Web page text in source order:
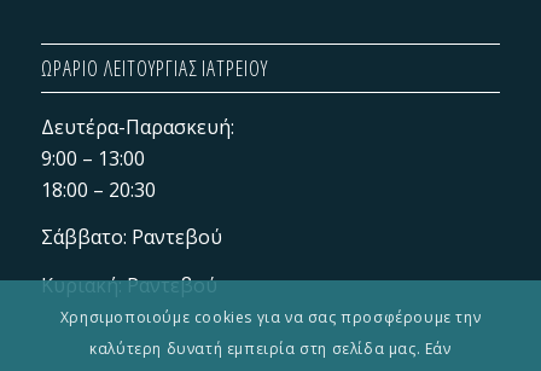
ΩΡΑΡΙΟ ΛΕΙΤΟΥΡΓΙΑΣ ΙΑΤΡΕΙΟΥ
Δευτέρα-Παρασκευή:
9:00 – 13:00
18:00 – 20:30
Σάββατο: Ραντεβού
Κυριακή: Ραντεβού
Χρησιμοποιούμε cookies για να σας προσφέρουμε την
καλύτερη δυνατή εμπειρία στη σελίδα μας. Εάν